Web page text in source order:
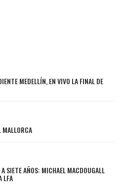
MEDELLÍN, EN VIVO LA FINAL DE
MALLORCA
SIETE AÑOS: MICHAEL MACDOUGALL
LFA